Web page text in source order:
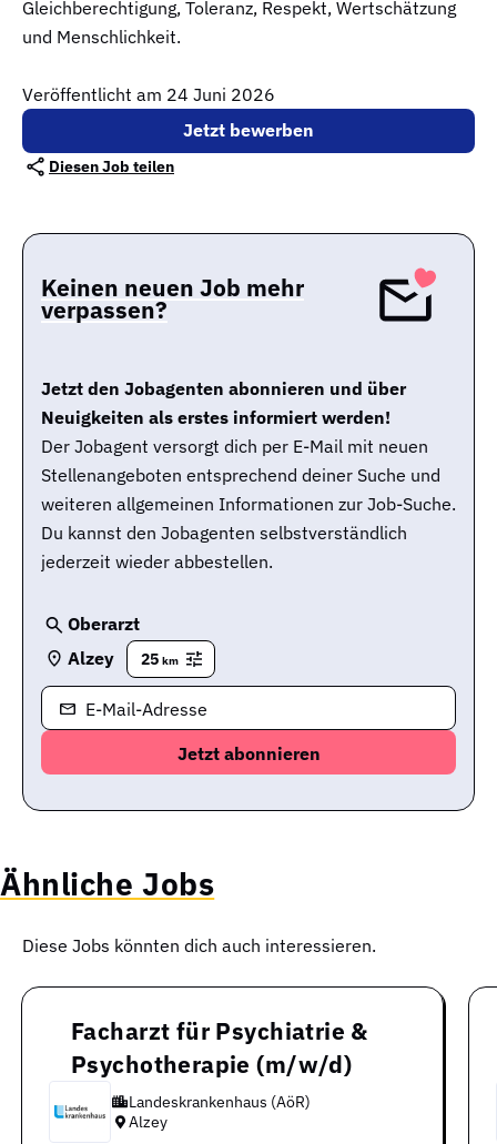
Gleichberechtigung, Toleranz, Respekt, Wertschätzung
und Menschlichkeit.
Veröffentlicht am 24 Juni 2026
Jetzt bewerben
Diesen Job teilen
Keinen neuen Job mehr
verpassen?
Jetzt den Jobagenten abonnieren und über
Neuigkeiten als erstes informiert werden!
Der Jobagent versorgt dich per E-Mail mit neuen
Stellenangeboten entsprechend deiner Suche und
weiteren allgemeinen Informationen zur Job-Suche.
Du kannst den Jobagenten selbstverständlich
jederzeit wieder abbestellen.
Oberarzt
Alzey
25 km
E-Mail-Adresse
Ähnliche Jobs
Diese Jobs könnten dich auch interessieren.
Facharzt für Psychiatrie &
Psychotherapie (m/w/d)
Landeskrankenhaus (AöR)
Alzey